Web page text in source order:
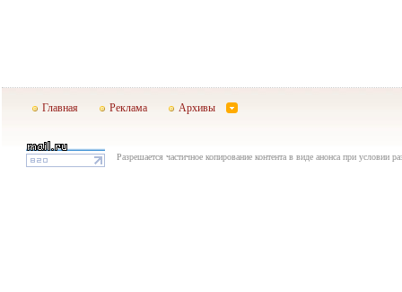
Главная Реклама Архивы
Разрешается частичное копирование контента в виде анонса при условии